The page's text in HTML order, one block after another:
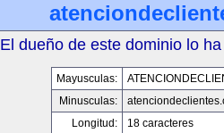
El dueño de este dominio lo
Mayusculas:
Minusculas:
Longitud:
18 caracteres